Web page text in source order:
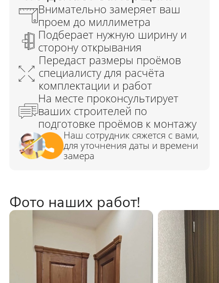
Фото наших работ!